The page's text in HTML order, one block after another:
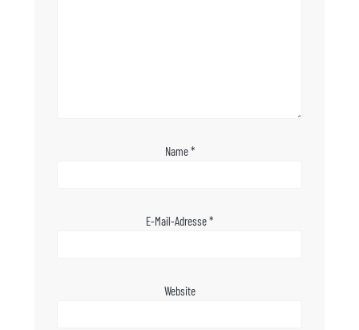
Name*
E-Mail-Adresse*
Website